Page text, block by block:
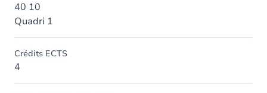
40 10
Quadri 1
Crédits ECTS
4